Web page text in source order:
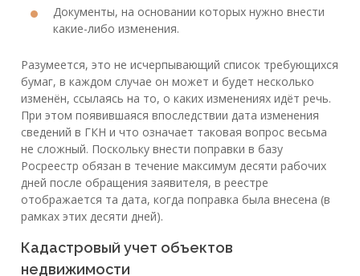
Документы, на основании которых нужно внести
какие-либо изменения.
Разумеется, это не исчерпывающий список требующихся
бумаг, в каждом случае он может и будет несколько
изменён, ссылаясь на то, о каких изменениях идёт речь.
При этом появившаяся впоследствии дата изменения
сведений в ГКН и что означает таковая вопрос весьма
не сложный. Поскольку внести поправки в базу
Росреестр обязан в течение максимум десяти рабочих
дней после обращения заявителя, в реестре
отображается та дата, когда поправка была внесена (в
рамках этих десяти дней).
Кадастровый учет объектов
недвижимости